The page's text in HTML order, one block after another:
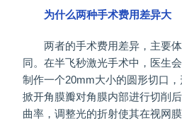
为什么两种手术费用差异大
两者的手术费用差异，主要体
同。在半飞秒激光手术中，医生
制作一个20mm大小的圆形切口
掀开角膜瓣对角膜内部进行切削
曲率，调整光的折射使其在视网膜